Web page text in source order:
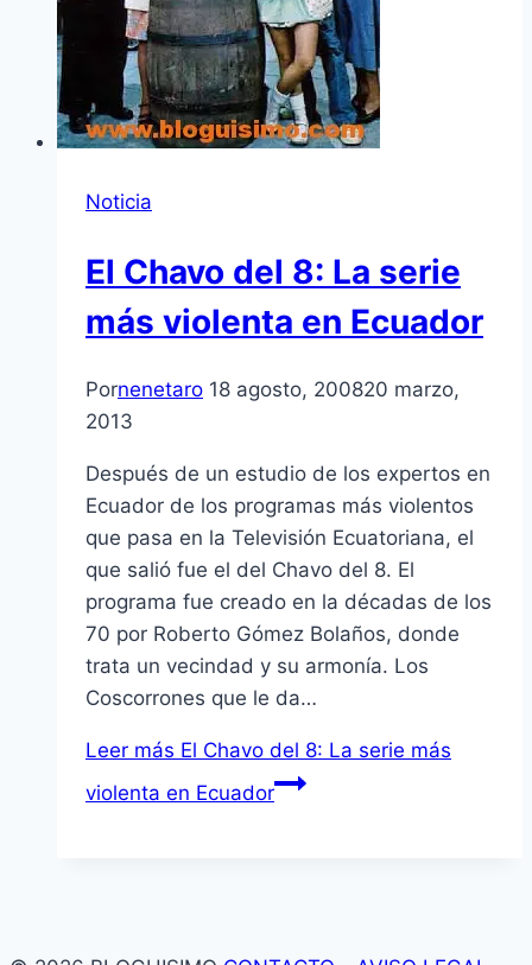
Noticia
El Chavo del 8: La serie
más violenta en Ecuador
Pornenetaro 18 agosto, 200820 marzo,
2013
Después de un estudio de los expertos en
Ecuador de los programas más violentos
que pasa en la Televisión Ecuatoriana, el
que salió fue el del Chavo del 8. El
programa fue creado en la décadas de los
70 por Roberto Gómez Bolaños, donde
trata un vecindad y su armoní­a. Los
Coscorrones que le da…
Leer más El Chavo del 8: La serie más
violenta en Ecuador